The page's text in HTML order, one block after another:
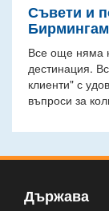
Съвети и
Все още няма
дестинация.
клиенти" с
въпроси за
Държава